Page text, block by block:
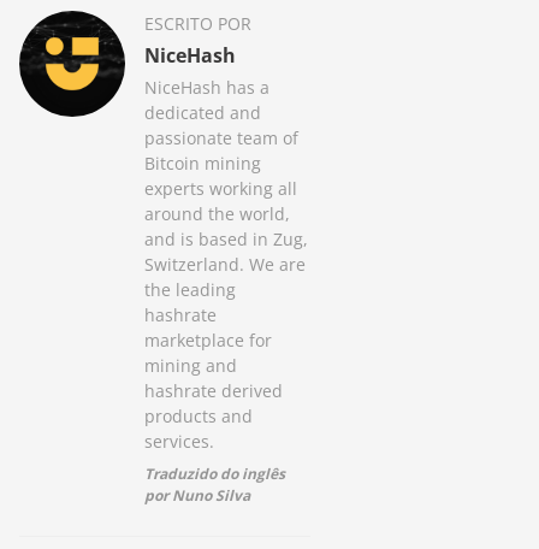
ESCRITO POR
NiceHash
NiceHash has a
dedicated and
passionate team of
Bitcoin mining
experts working all
around the world,
and is based in Zug,
Switzerland. We are
the leading
hashrate
marketplace for
mining and
hashrate derived
products and
services.
Traduzido do inglês
por Nuno Silva